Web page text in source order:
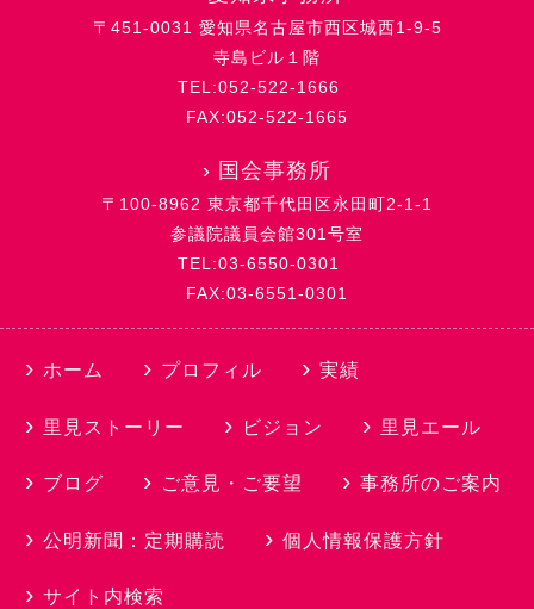
〒451-0031 愛知県名古屋市西区城西1-9-5
寺島ビル１階
TEL:052-522-1666
FAX:052-522-1665
› 国会事務所
〒100-8962 東京都千代田区永田町2-1-1
参議院議員会館301号室
TEL:03-6550-0301
FAX:03-6551-0301
ホーム プロフィル 実績
里見ストーリー ビジョン 里見エール
ブログ ご意見・ご要望 事務所のご案内
公明新聞：定期購読 個人情報保護方針
サイト内検索